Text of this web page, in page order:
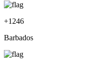
+1246
Barbados